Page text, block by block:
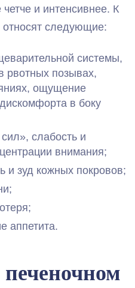
четче и интенсивнее. К
следующие:
системы,
рвотных позывах,
ощущение
в боку
слабость и
внимания;
и зуд кожных покровов;
аппетита.